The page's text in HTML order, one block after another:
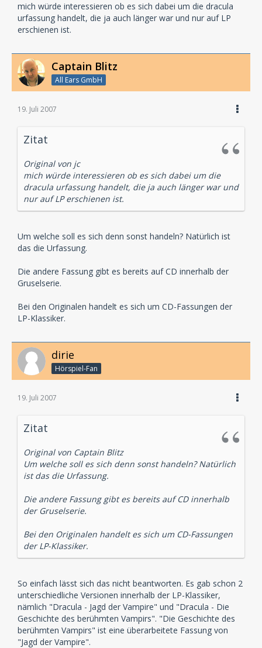
mich würde interessieren ob es sich dabei um die dracula
urfassung handelt, die ja auch länger war und nur auf LP
erschienen ist.
Captain Blitz
All Ears GmbH
19. Juli 2007
Zitat
Original von jc
mich würde interessieren ob es sich dabei um die
dracula urfassung handelt, die ja auch länger war und
nur auf LP erschienen ist.
Um welche soll es sich denn sonst handeln? Natürlich ist
das die Urfassung.
Die andere Fassung gibt es bereits auf CD innerhalb der
Gruselserie.
Bei den Originalen handelt es sich um CD-Fassungen der
LP-Klassiker.
dirie
Hörspiel-Fan
19. Juli 2007
Zitat
Original von Captain Blitz
Um welche soll es sich denn sonst handeln? Natürlich
ist das die Urfassung.
Die andere Fassung gibt es bereits auf CD innerhalb
der Gruselserie.
Bei den Originalen handelt es sich um CD-Fassungen
der LP-Klassiker.
So einfach lässt sich das nicht beantworten. Es gab schon 2
unterschiedliche Versionen innerhalb der LP-Klassiker,
nämlich "Dracula - Jagd der Vampire" und "Dracula - Die
Geschichte des berühmten Vampirs". "Die Geschichte des
berühmten Vampirs" ist eine überarbeitete Fassung von
"Jagd der Vampire".